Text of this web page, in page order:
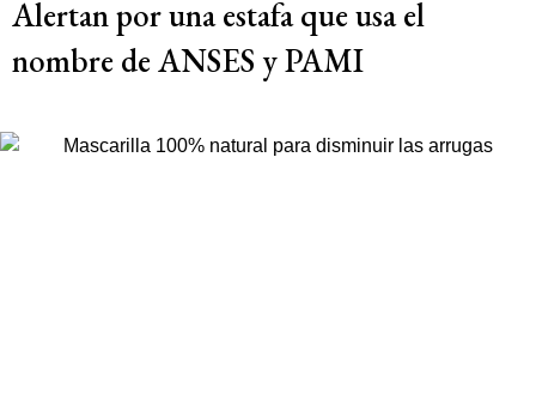
Alertan por una estafa que usa el
nombre de ANSES y PAMI